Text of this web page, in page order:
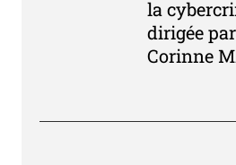
la
dirigée
Corinne